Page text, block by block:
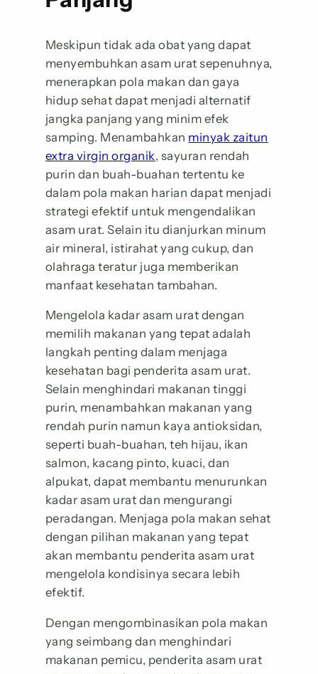
Meskipun tidak ada obat yang dapat
menyembuhkan asam urat sepenuhnya,
menerapkan pola makan dan gaya
hidup sehat dapat menjadi alternatif
jangka panjang yang minim efek
samping. Menambahkan minyak zaitun
extra virgin organik, sayuran rendah
purin dan buah-buahan tertentu ke
dalam pola makan harian dapat menjadi
strategi efektif untuk mengendalikan
asam urat. Selain itu dianjurkan minum
air mineral, istirahat yang cukup, dan
olahraga teratur juga memberikan
manfaat kesehatan tambahan.
Mengelola kadar asam urat dengan
memilih makanan yang tepat adalah
langkah penting dalam menjaga
kesehatan bagi penderita asam urat.
Selain menghindari makanan tinggi
purin, menambahkan makanan yang
rendah purin namun kaya antioksidan,
seperti buah-buahan, teh hijau, ikan
salmon, kacang pinto, kuaci, dan
alpukat, dapat membantu menurunkan
kadar asam urat dan mengurangi
peradangan. Menjaga pola makan sehat
dengan pilihan makanan yang tepat
akan membantu penderita asam urat
mengelola kondisinya secara lebih
efektif.
Dengan mengombinasikan pola makan
yang seimbang dan menghindari
makanan pemicu, penderita asam urat